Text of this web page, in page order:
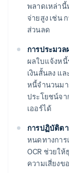
พลาดเหล่า
จ่ายสูง เช่น
ส่วนลด
การประมวล
ผลใบแจ้งหนี้
เงินสั้นลง แ
หนี้จํานวนมา
ประโยชน์จา
เออร์ได้
การปฏิบัติต
หนดทางกา
OCR ช่วยใ
ความเสี่ยง